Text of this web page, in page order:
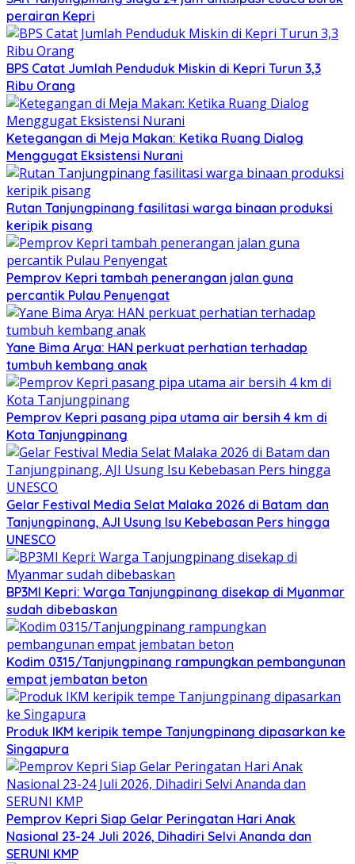
perairan Kepri
BPS Catat Jumlah Penduduk Miskin di Kepri Turun 3,3
Ribu Orang
Ketegangan di Meja Makan: Ketika Ruang Dialog
Menggugat Eksistensi Nurani
Rutan Tanjungpinang fasilitasi warga binaan produksi
keripik pisang
Pemprov Kepri tambah penerangan jalan guna
percantik Pulau Penyengat
Yane Bima Arya: HAN perkuat perhatian terhadap
tumbuh kembang anak
Pemprov Kepri pasang pipa utama air bersih 4 km di
Kota Tanjungpinang
Gelar Festival Media Selat Malaka 2026 di Batam dan
Tanjungpinang, AJI Usung Isu Kebebasan Pers hingga
UNESCO
BP3MI Kepri: Warga Tanjungpinang disekap di Myanmar
sudah dibebaskan
Kodim 0315/Tanjungpinang rampungkan pembangunan
empat jembatan beton
Produk IKM keripik tempe Tanjungpinang dipasarkan ke
Singapura
Pemprov Kepri Siap Gelar Peringatan Hari Anak
Nasional 23-24 Juli 2026, Dihadiri Selvi Ananda dan
SERUNI KMP